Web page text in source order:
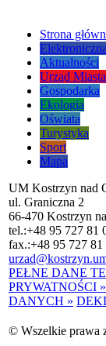
Strona
Aktualności
Urząd Miasta
Gospodarka
Ekologia
Oświata
Turystyka
Sport
Mapa
UM Kostrzyn nad
ul. Graniczna 2
66-470 Kostrzyn
tel.:+48 95 727 81
fax.:+48 95 727 81
PEŁNE DANE
PRYWATNOŚCI »
DANYCH »
© Wszelkie prawa